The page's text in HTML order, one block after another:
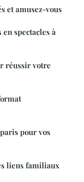
et amusez-vous
spectacles à
réussir votre
pour vos
liens familiaux